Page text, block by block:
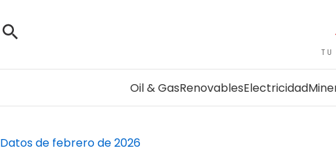
Oil & GasRenovablesElectricidad
Datos de febrero de 2026